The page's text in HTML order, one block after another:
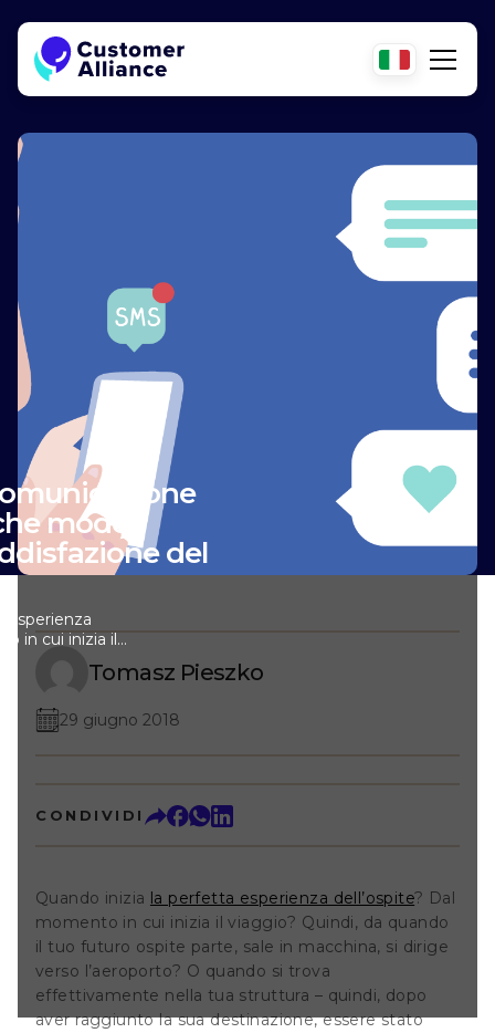
modo
del
esperienza
in cui inizia il
si dirige
struttura –
la sua
con la
te e i tuoi futuri
fornite ai tuoi
prenotazione
essere
sono quelli
l’esperienza
che
Tomasz Pieszko
29 giugno 2018
CONDIVIDI
Quando inizia la perfetta esperienza dell’ospite? Dal
momento in cui inizia il viaggio? Quindi, da quando
il tuo futuro ospite parte, sale in macchina, si dirige
verso l’aeroporto? O quando si trova
effettivamente nella tua struttura – quindi, dopo
aver raggiunto la sua destinazione, essere stato